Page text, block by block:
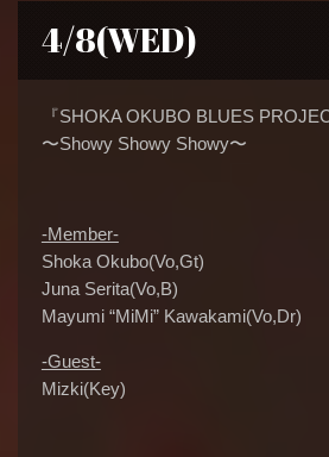
4/8(WED)
『SHOKA OKUBO BLUES
〜Showy Showy Showy〜
-Member-
Shoka Okubo(Vo,Gt)
Juna Serita(Vo,B)
Mayumi “MiMi” Kawakami(Vo,Dr)
-Guest-
Mizki(Key)